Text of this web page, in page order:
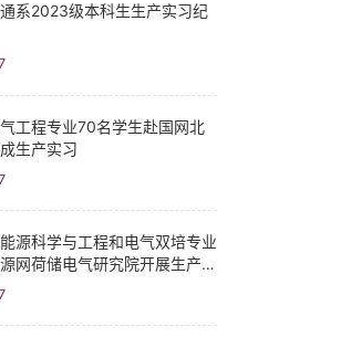
系2023级本科生生产实习纪
工程专业70名学生赴国网北
生产实习
源科学与工程和电气双培专业
网荷储电气研究院开展生产实